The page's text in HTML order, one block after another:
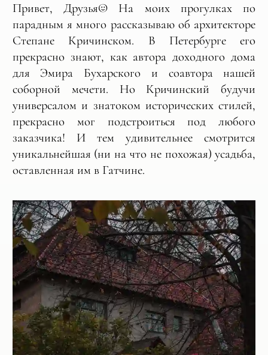
Привет, Друзья☺️ На моих прогулках по
парадным я много рассказываю об архитекторе
Степане Кричинском. В Петербурге его
прекрасно знают, как автора доходного дома
для Эмира Бухарского и соавтора нашей
соборной мечети. Но Кричинский будучи
универсалом и знатоком исторических стилей,
прекрасно мог подстроиться под любого
заказчика! И тем удивительнее смотрится
уникальнейшая (ни на что не похожая) усадьба,
оставленная им в Гатчине.